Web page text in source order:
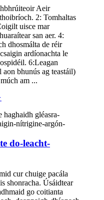
Aeir
2: Tomhaltas
uisce mar
san aer. 4:
dhosmálta de réir
ardíonachta le
6:Leagan
bhunús ag teastáil)
am ...
do-leacht-
cur chuige pacála
shonracha. Úsáidtear
go coitianta